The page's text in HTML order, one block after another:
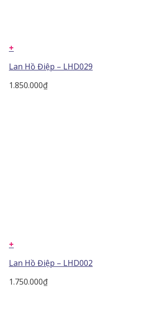
+
Lan Hồ Điệp – LHD029
1.850.000₫
+
Lan Hồ Điệp – LHD002
1.750.000₫